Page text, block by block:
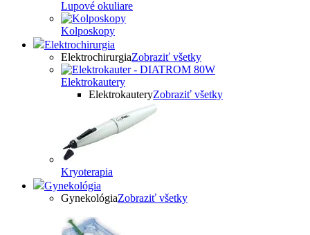
Lupové okuliare
Kolposkopy
Elektrochirurgia
ElektrochirurgiaZobraziť všetky
Elektrokautery
ElektrokauteryZobraziť všetky
Kryoterapia
Gynekológia
GynekológiaZobraziť všetky